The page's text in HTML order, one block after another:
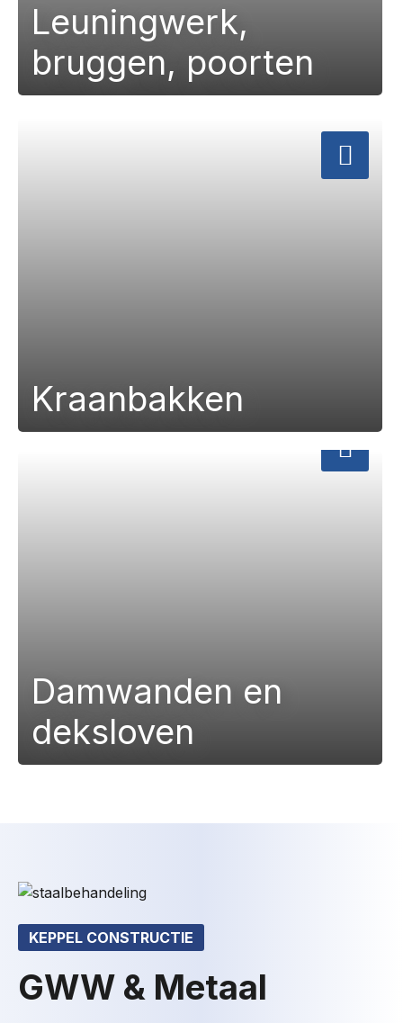
Leuningwerk,
bruggen, poorten
Kraanbakken
Damwanden en
deksloven
KEPPEL CONSTRUCTIE
GWW & Metaal